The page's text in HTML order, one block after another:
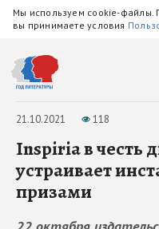
Мы используем cookie-файлы.
вы принимаете условия
21.10.2021 118
Inspiria в честь
устраивает
призами